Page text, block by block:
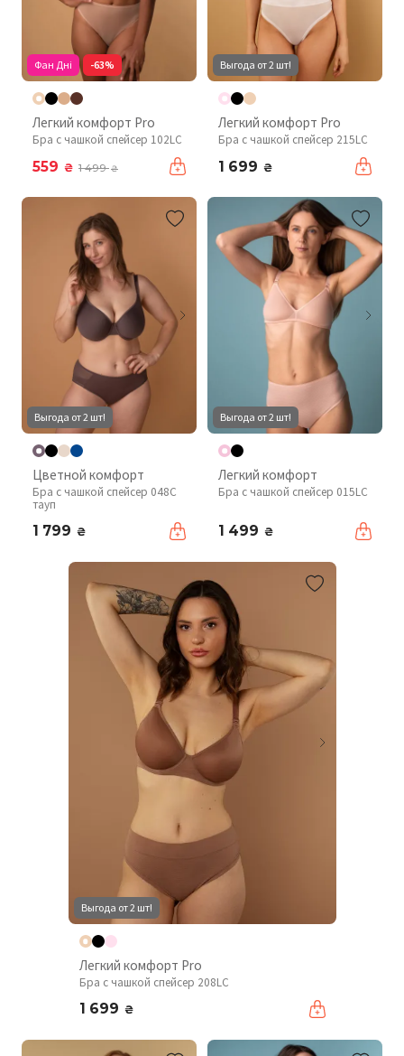
Фан Дні -63%
Легкий комфорт Pro
Бра с чашкой спейсер 102LC
559 ₴ 1 499₴
Выгода от 2 шт!
Легкий комфорт Pro
Бра с чашкой спейсер 215LC
1 699 ₴
Выгода от 2 шт!
Цветной комфорт
Бра с чашкой спейсер 048С
тауп
1 799 ₴
Выгода от 2 шт!
Легкий комфорт
Бра с чашкой спейсер 015LC
1 499 ₴
Выгода от 2 шт!
Легкий комфорт Pro
Бра с чашкой спейсер 208LC
1 699 ₴